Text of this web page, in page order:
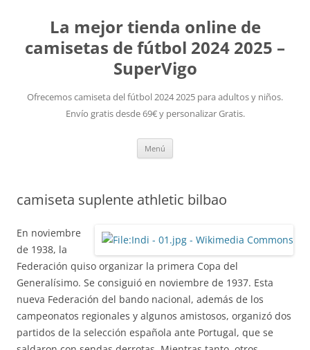
La mejor tienda online de
camisetas de fútbol 2024 2025 –
SuperVigo
Ofrecemos camiseta del fútbol 2024 2025 para adultos y niños.
Envío gratis desde 69€ y personalizar Gratis.
Menú
camiseta suplente athletic bilbao
En noviembre
de 1938, la
Federación quiso organizar la primera Copa del
Generalísimo. Se consiguió en noviembre de 1937. Esta
nueva Federación del bando nacional, además de los
campeonatos regionales y algunos amistosos, organizó dos
partidos de la selección española ante Portugal, que se